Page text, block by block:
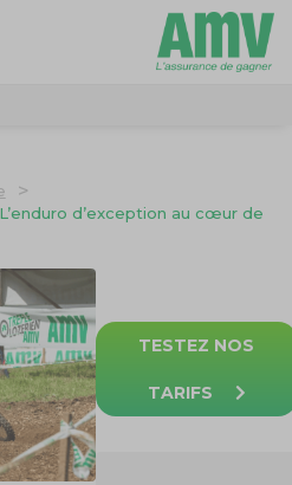
>
d’exception au cœur de
TESTEZ NOS
TARIFS